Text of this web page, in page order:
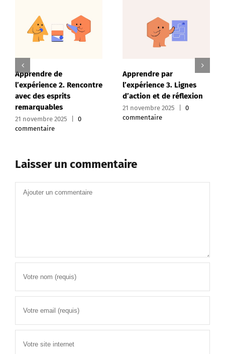
Apprendre de
l’expérience 2. Rencontre
avec des esprits
remarquables
21 novembre 2025
0
commentaire
Apprendre par
l’expérience 3. Lignes
d’action et de réflexion
21 novembre 2025
0
commentaire
Laisser un commentaire
Commentaire